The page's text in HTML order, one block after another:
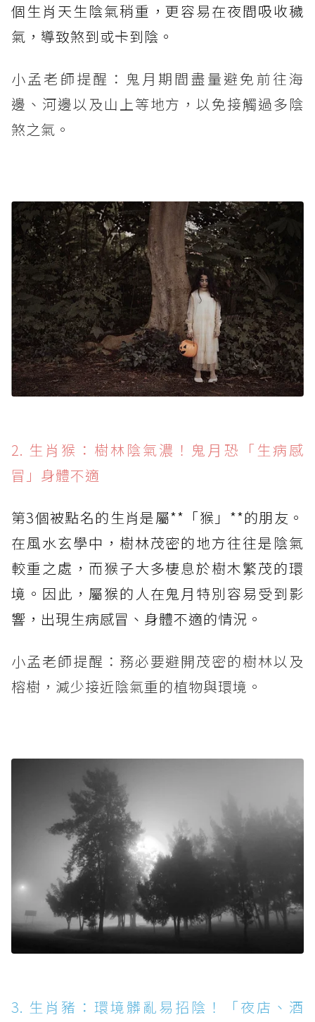
個生肖天生陰氣稍重，更容易在夜間吸收穢
氣，導致煞到或卡到陰。
小孟老師提醒：鬼月期間盡量避免前往海
邊、河邊以及山上等地方，以免接觸過多陰
煞之氣。
2. 生肖猴：樹林陰氣濃！鬼月恐「生病感
冒」身體不適
第3個被點名的生肖是屬**「猴」**的朋友。
在風水玄學中，樹林茂密的地方往往是陰氣
較重之處，而猴子大多棲息於樹木繁茂的環
境。因此，屬猴的人在鬼月特別容易受到影
響，出現生病感冒、身體不適的情況。
小孟老師提醒：務必要避開茂密的樹林以及
榕樹，減少接近陰氣重的植物與環境。
3. 生肖豬：環境髒亂易招陰！「夜店、酒